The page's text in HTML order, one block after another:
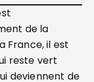
de la
France, il est
reste vert
deviennent de